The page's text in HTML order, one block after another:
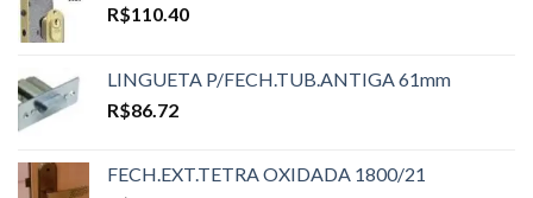
R$110.40
LINGUETA P/FECH.TUB.ANTIGA 61mm
R$86.72
FECH.EXT.TETRA OXIDADA 1800/21